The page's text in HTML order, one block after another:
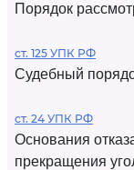
Порядок
ст. 125 УПК РФ
Судебный
ст. 24 УПК РФ
Основания
прекращения